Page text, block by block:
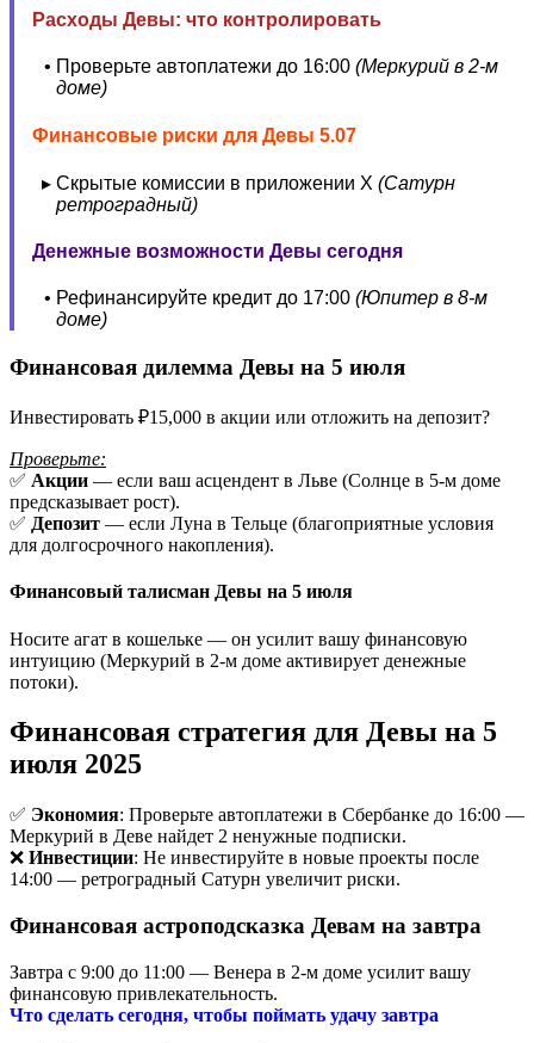
Расходы Девы: что контролировать
Проверьте автоплатежи до 16:00 (Меркурий в 2-м
доме)
Финансовые риски для Девы 5.07
Скрытые комиссии в приложении X (Сатурн
ретроградный)
Денежные возможности Девы сегодня
Рефинансируйте кредит до 17:00 (Юпитер в 8-м
доме)
Финансовая дилемма Девы на 5 июля
Инвестировать ₽15,000 в акции или отложить на депозит?
Проверьте:
✅ Акции — если ваш асцендент в Льве (Солнце в 5-м доме
предсказывает рост).
✅ Депозит — если Луна в Тельце (благоприятные условия
для долгосрочного накопления).
Финансовый талисман Девы на 5 июля
Носите агат в кошельке — он усилит вашу финансовую
интуицию (Меркурий в 2-м доме активирует денежные
потоки).
Финансовая стратегия для Девы на 5
июля 2025
✅ Экономия: Проверьте автоплатежи в Сбербанке до 16:00 —
Меркурий в Деве найдет 2 ненужные подписки.
❌ Инвестиции: Не инвестируйте в новые проекты после
14:00 — ретроградный Сатурн увеличит риски.
Финансовая астроподсказка Девам на завтра
Завтра с 9:00 до 11:00 — Венера в 2-м доме усилит вашу
финансовую привлекательность.
Что сделать сегодня, чтобы поймать удачу завтра